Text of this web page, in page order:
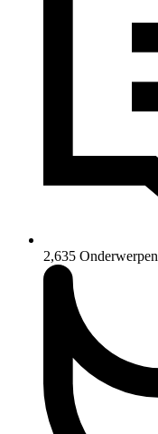
2,635 Onderwerpen